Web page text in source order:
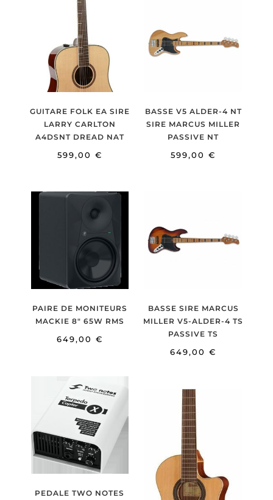
GUITARE FOLK EA SIRE
LARRY CARLTON
A4DSNT DREAD NAT
599,00 €
BASSE V5 ALDER-4 NT
SIRE MARCUS MILLER
PASSIVE NT
599,00€
PAIRE DE MONITEURS
MACKIE 8″ 65W RMS
649,00 €
BASSE SIRE MARCUS
MILLER V5-ALDER-4 TS
PASSIVE TS
649,00€
PEDALE TWO NOTES